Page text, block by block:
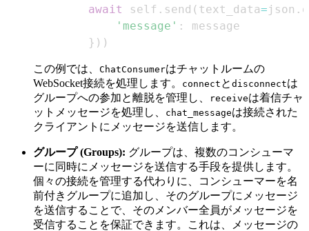
await
self . send ( text_data=json .
'message' :
} ) )
この例では、 ChatConsumerはチャットルームの
WebSocket接続を処理します。
connect と disconnectは
グループへの参加と離脱を管理し、
receiveは着信チャ
ットメッセージを処理し、
chat_messageは接続された
クライアントにメッセージを送信します。
グループ (Groups): グループは、複数のコンシューマ
ーに同時にメッセージを送信する手段を提供します。
個々の接続を管理する代わりに、コンシューマーを名
前付きグループに追加し、そのグループにメッセージ
を送信することで、そのメンバー全員がメッセージを
受信することを保証できます。これは、メッセージの